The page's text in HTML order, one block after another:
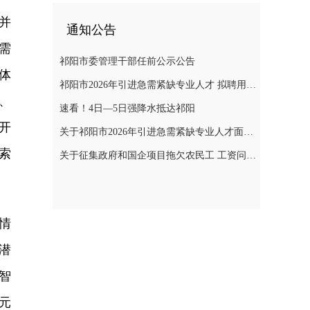
通知公告
祁阳市委管理干部任前公示公告
祁阳市2026年引进急需紧缺专业人才 拟聘用人员名单公示
速看！4日—5日强降水抵达祁阳
关于祁阳市2026年引进急需紧缺专业人才面试成绩、 入围体检人员名单及体检相关事项的公告
关于征集政府和国企项目拖欠农民工 工资问题线索的通告